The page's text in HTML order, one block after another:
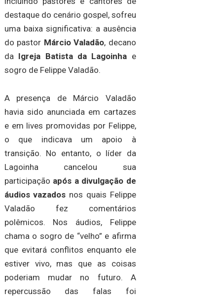
destaque do cenário gospel, sofreu
uma baixa significativa: a ausência
do pastor Márcio Valadão, decano
da Igreja Batista da Lagoinha e
sogro de Felippe Valadão.
A presença de Márcio Valadão
havia sido anunciada em cartazes
e em lives promovidas por Felippe,
o que indicava um apoio à
transição. No entanto, o líder da
Lagoinha cancelou sua
participação após a divulgação de
áudios vazados nos quais Felippe
Valadão fez comentários
polêmicos. Nos áudios, Felippe
chama o sogro de “velho” e afirma
que evitará conflitos enquanto ele
estiver vivo, mas que as coisas
poderiam mudar no futuro. A
repercussão das falas foi